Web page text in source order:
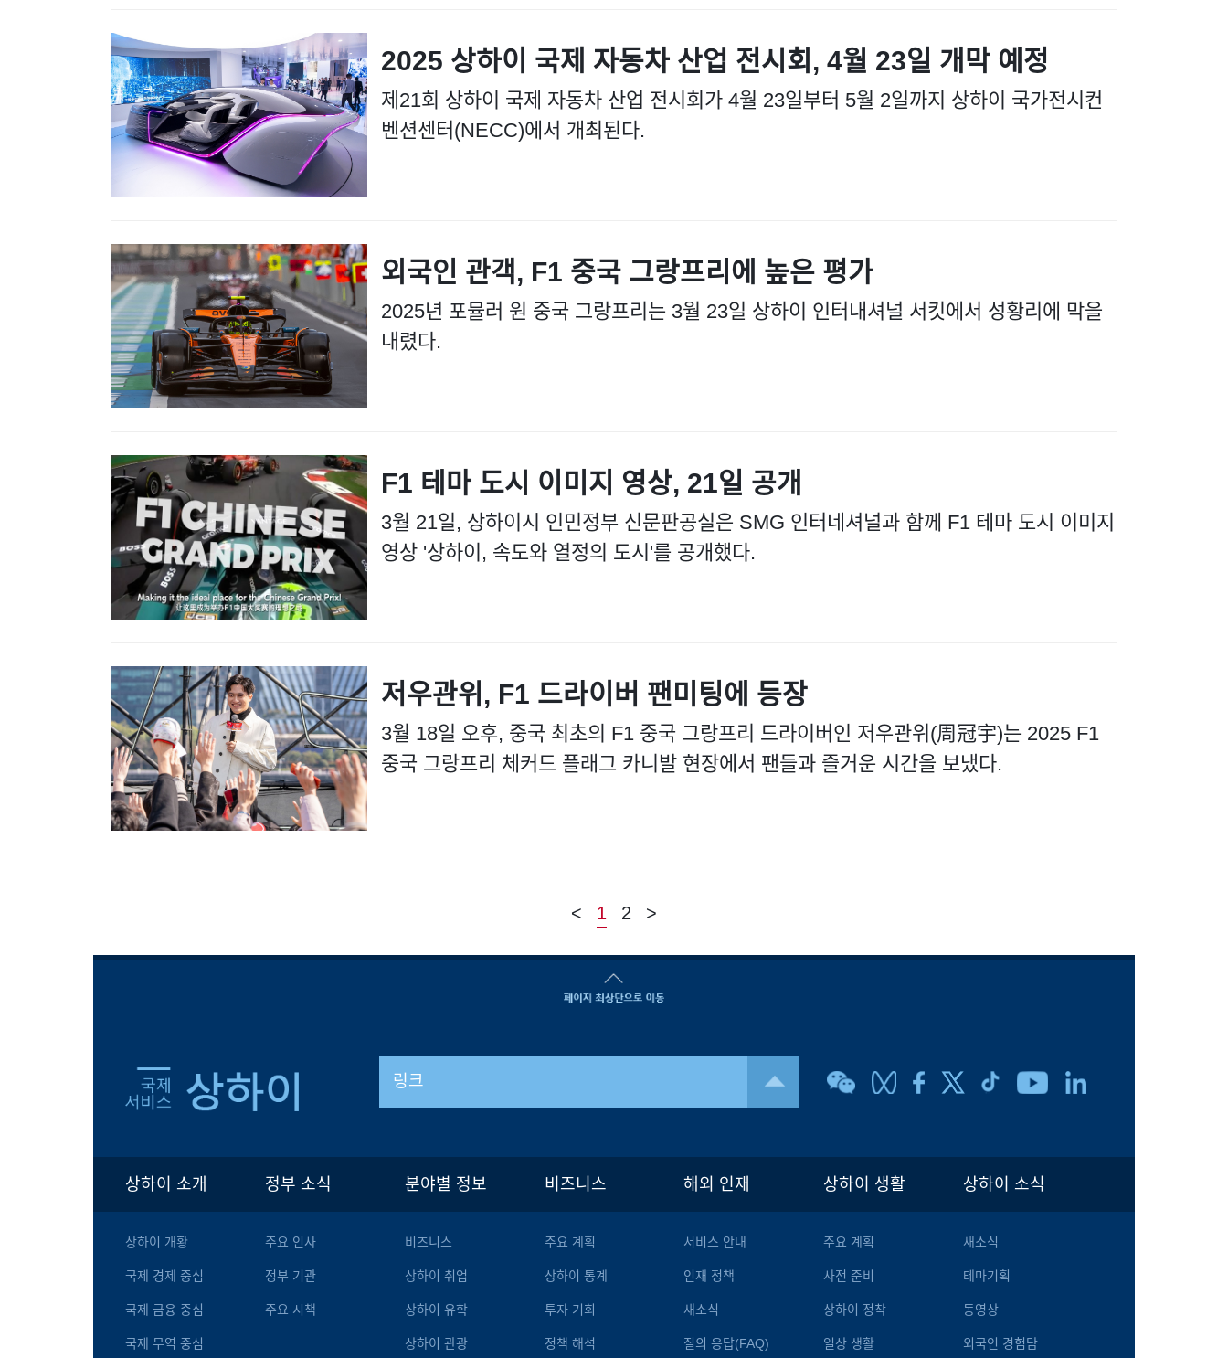
2025 상하이 국제 자동차 산업 전시회, 4월 23일 개막 예정
제21회 상하이 국제 자동차 산업 전시회가 4월 23일부터 5월 2일까지 상하이 국가전시컨
벤션센터(NECC)에서 개최된다.
외국인 관객, F1 중국 그랑프리에 높은 평가
2025년 포뮬러 원 중국 그랑프리는 3월 23일 상하이 인터내셔널 서킷에서 성황리에 막을
내렸다.
F1 테마 도시 이미지 영상, 21일 공개
3월 21일, 상하이시 인민정부 신문판공실은 SMG 인터네셔널과 함께 F1 테마 도시 이미지
영상 '상하이, 속도와 열정의 도시'를 공개했다.
저우관위, F1 드라이버 팬미팅에 등장
3월 18일 오후, 중국 최초의 F1 중국 그랑프리 드라이버인 저우관위(周冠宇)는 2025 F1
중국 그랑프리 체커드 플래그 카니발 현장에서 팬들과 즐거운 시간을 보냈다.
< 1 2 >
링크
상하이 소개
상하이 개황
국제 경제 중심
국제 금융 중심
국제 무역 중심
정부 소식
주요 인사
정부 기관
주요 시책
분야별 정보
비즈니스
상하이 취업
상하이 유학
상하이 관광
비즈니스
주요 계획
상하이 통계
투자 기회
정책 해석
해외 인재
서비스 안내
인재 정책
새소식
질의 응답(FAQ)
상하이 생활
주요 계획
사전 준비
상하이 정착
일상 생활
상하이 소식
새소식
테마기획
동영상
외국인 경험담